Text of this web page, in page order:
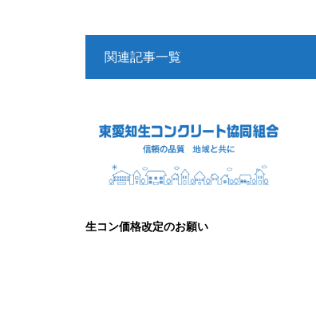
関連記事一覧
生コン価格改定のお願い